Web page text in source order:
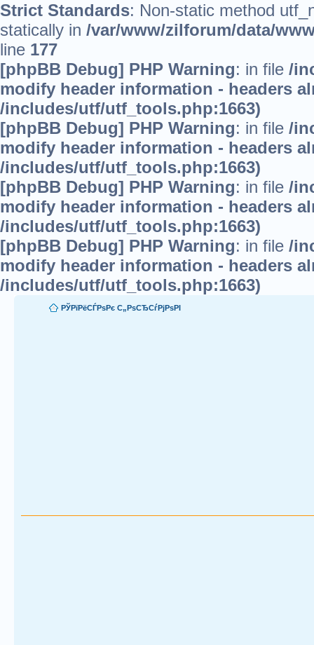
Strict Standards: Non-static method
statically in /var/www/zilforum/data/
line 177
[phpBB Debug] PHP Warning: in file /
modify header information - headers
/includes/utf/utf_tools.php:1663)
[phpBB Debug] PHP Warning: in file /
modify header information - headers
/includes/utf/utf_tools.php:1663)
[phpBB Debug] PHP Warning: in file /
modify header information - headers
/includes/utf/utf_tools.php:1663)
[phpBB Debug] PHP Warning: in file /
modify header information - headers
/includes/utf/utf_tools.php:1663)
РЎРїРёСЃРѕРє С„РѕСЂСѓРјРѕРІ